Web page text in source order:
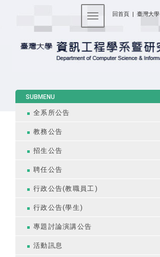
回首頁 | 臺灣大學
Toggle navigation
SUBMENU
全系所公告
教務公告
招生公告
聘任公告
行政公告(教職員工)
行政公告(學生)
專題討論演講公告
活動訊息